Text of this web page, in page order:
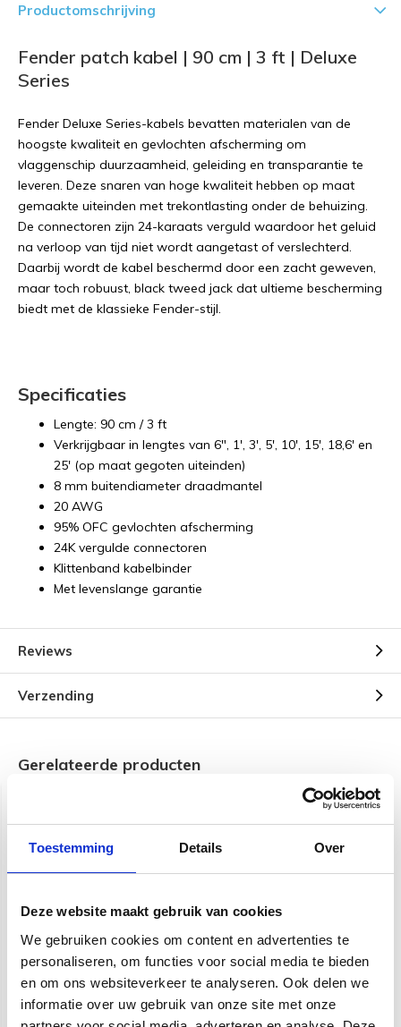
Toestemming Details Over
Deze website maakt gebruik van cookies
We gebruiken cookies om content en advertenties te
personaliseren, om functies voor social media te bieden
en om ons websiteverkeer te analyseren. Ook delen we
informatie over uw gebruik van onze site met onze
Productomschrijving
Fender patch kabel | 90 cm | 3 ft | Deluxe
Series
Fender Deluxe Series-kabels bevatten materialen van de
hoogste kwaliteit en gevlochten afscherming om
vlaggenschip duurzaamheid, geleiding en transparantie te
leveren. Deze snaren van hoge kwaliteit hebben op maat
gemaakte uiteinden met trekontlasting onder de behuizing.
De connectoren zijn 24-karaats verguld waardoor het geluid
na verloop van tijd niet wordt aangetast of verslechterd.
Daarbij wordt de kabel beschermd door een zacht geweven,
maar toch robuust, black tweed jack dat ultieme bescherming
biedt met de klassieke Fender-stijl.
Specificaties
Lengte: 90 cm / 3 ft
Verkrijgbaar in lengtes van 6", 1', 3', 5', 10', 15', 18,6' en
25' (op maat gegoten uiteinden)
8 mm buitendiameter draadmantel
20 AWG
95% OFC gevlochten afscherming
24K vergulde connectoren
Klittenband kabelbinder
Met levenslange garantie
Reviews
Verzending
Gerelateerde producten
Fender patch kabel | 15
cm | 6 inch | Deluxe Series
| 2 stuks
€ 22,95
Fender Deluxe Series
Instrumentkabel | 5,5
meter
€ 28,95